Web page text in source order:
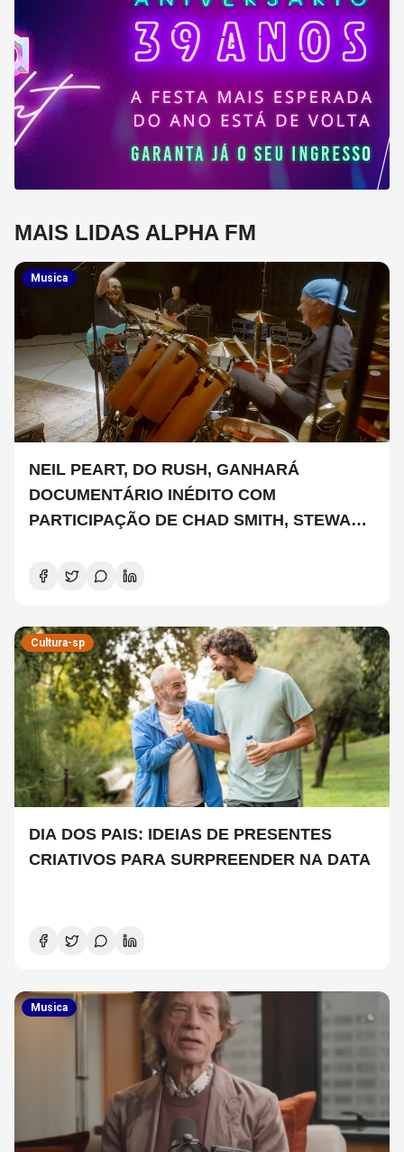
MAIS LIDAS ALPHA FM
Musica
NEIL PEART, DO RUSH, GANHARÁ
DOCUMENTÁRIO INÉDITO COM
PARTICIPAÇÃO DE CHAD SMITH, STEWART
Cultura-sp
DIA DOS PAIS: IDEIAS DE PRESENTES
CRIATIVOS PARA SURPREENDER NA DATA
Musica